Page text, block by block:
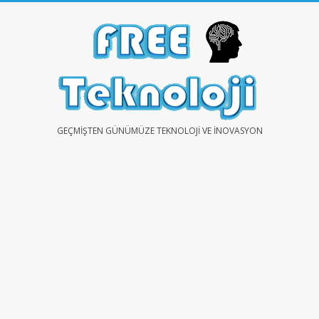
FREEGEÇMIŞTEN GÜNÜMÜZE TEKNOLOJI VE İNOVASYON